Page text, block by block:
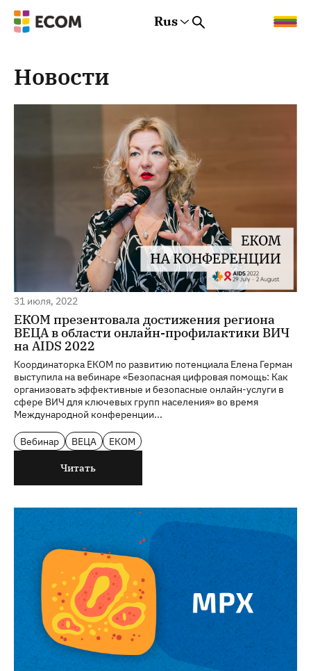
Rus
Новости
31 июля, 2022
ЕКОМ презентовала достижения региона
ВЕЦА в области онлайн-профилактики ВИЧ
на AIDS 2022
Координаторка ЕКОМ по развитию потенциала Елена Герман
выступила на вебинаре «Безопасная цифровая помощь: Как
организовать эффективные и безопасные онлайн-услуги в
сфере ВИЧ для ключевых групп населения» во время
Международной конференции...
Вебинар ВЕЦА ЕКОМ
Читать